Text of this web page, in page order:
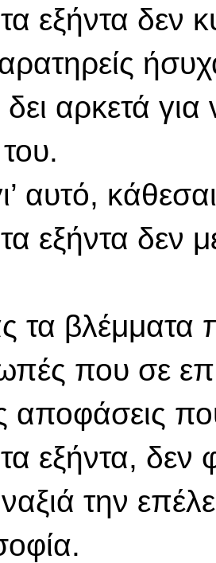
εξήντα δεν
αρκετά για
αυτό,
εξήντα δεν
τα
που σε
αποφάσεις
εξήντα, δεν
την